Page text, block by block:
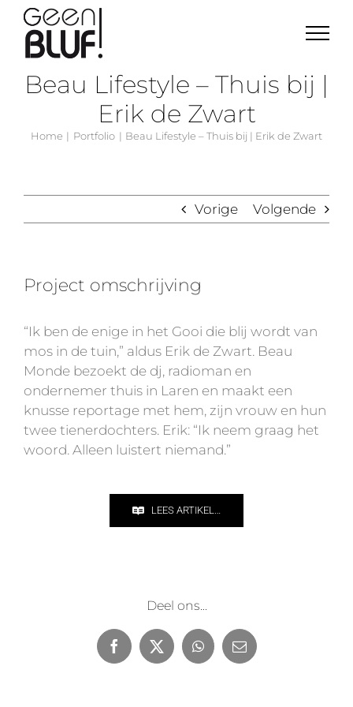
naar
inhoud
Beau Lifestyle – Thuis bij |
Erik de Zwart
Home Portfolio Beau Lifestyle – Thuis bij | Erik de Zwart
Vorige Volgende
Project omschrijving
“Ik ben de enige in het Gooi die blij wordt van
mos in de tuin,” aldus Erik de Zwart. Beau
Monde bezoekt de dj, radioman en
ondernemer thuis in Laren en maakt een
knusse reportage met hem, zijn vrouw en hun
twee tienerdochters. Erik: “Ik neem graag het
woord. Alleen luistert niemand.”
LEES ARTIKEL…
Deel ons...
Facebook
X WhatsApp
E-
mail